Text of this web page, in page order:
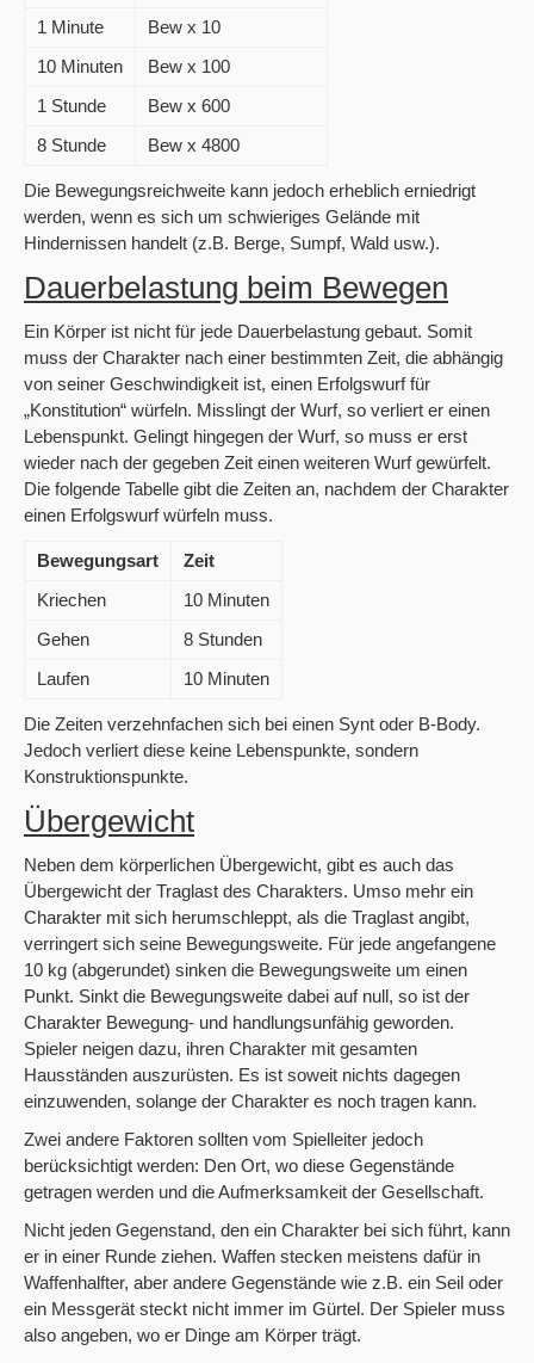
1 Minute
Bew x 10
10 Minuten
Bew x 100
1 Stunde
Bew x 600
8 Stunde
Bew x 4800
Die Bewegungsreichweite kann jedoch erheblich erniedrigt
werden, wenn es sich um schwieriges Gelände mit
Hindernissen handelt (z.B. Berge, Sumpf, Wald usw.).
Dauerbelastung beim Bewegen
Ein Körper ist nicht für jede Dauerbelastung gebaut. Somit
muss der Charakter nach einer bestimmten Zeit, die abhängig
von seiner Geschwindigkeit ist, einen Erfolgswurf für
„Konstitution“ würfeln. Misslingt der Wurf, so verliert er einen
Lebenspunkt. Gelingt hingegen der Wurf, so muss er erst
wieder nach der gegeben Zeit einen weiteren Wurf gewürfelt.
Die folgende Tabelle gibt die Zeiten an, nachdem der Charakter
einen Erfolgswurf würfeln muss.
Bewegungsart
Zeit
Kriechen
10 Minuten
Gehen
8 Stunden
Laufen
10 Minuten
Die Zeiten verzehnfachen sich bei einen Synt oder B-Body.
Jedoch verliert diese keine Lebenspunkte, sondern
Konstruktionspunkte.
Übergewicht
Neben dem körperlichen Übergewicht, gibt es auch das
Übergewicht der Traglast des Charakters. Umso mehr ein
Charakter mit sich herumschleppt, als die Traglast angibt,
verringert sich seine Bewegungsweite. Für jede angefangene
10 kg (abgerundet) sinken die Bewegungsweite um einen
Punkt. Sinkt die Bewegungsweite dabei auf null, so ist der
Charakter Bewegung- und handlungsunfähig geworden.
Spieler neigen dazu, ihren Charakter mit gesamten
Hausständen auszurüsten. Es ist soweit nichts dagegen
einzuwenden, solange der Charakter es noch tragen kann.
Zwei andere Faktoren sollten vom Spielleiter jedoch
berücksichtigt werden: Den Ort, wo diese Gegenstände
getragen werden und die Aufmerksamkeit der Gesellschaft.
Nicht jeden Gegenstand, den ein Charakter bei sich führt, kann
er in einer Runde ziehen. Waffen stecken meistens dafür in
Waffenhalfter, aber andere Gegenstände wie z.B. ein Seil oder
ein Messgerät steckt nicht immer im Gürtel. Der Spieler muss
also angeben, wo er Dinge am Körper trägt.